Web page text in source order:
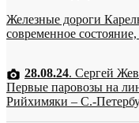
Железные дороги
современное
28.08.24. Сергей
Первые паровозы на
Рийхимяки – С.-